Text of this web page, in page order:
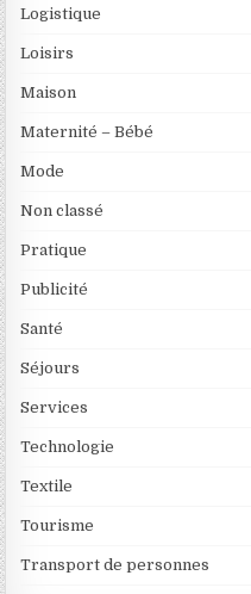
Logistique
Loisirs
Maison
Maternité – Bébé
Mode
Non classé
Pratique
Publicité
Santé
Séjours
Services
Technologie
Textile
Tourisme
Transport de personnes